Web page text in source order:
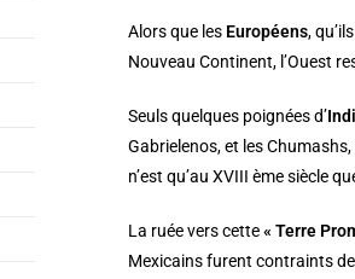
Alors que les Européens,
Nouveau Continent, l’Ouest
Seuls quelques poignées d’
Gabrielenos, et les
n’est qu’au XVIII ème siècle
La ruée vers cette« Terre
Mexicains furent contraints